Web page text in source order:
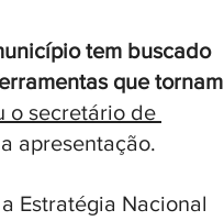
tem buscado
que tornam
o secretário de
apresentação.
Estratégia Nacional